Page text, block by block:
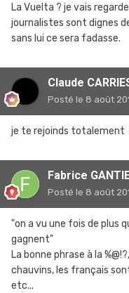
La Vuelta ? je vais
journalistes sont dignes
sans lui ce sera fadasse.
Claude
Posté le 8 août
je te rejoinds totalement
Fabrice
Posté le 8 août
"on a vu une fois de plus
gagnent"
La bonne phrase à la
chauvins, les français
etc...